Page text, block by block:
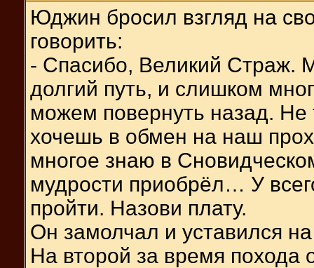
Юджин бросил взгляд на
говорить:
- Спасибо, Великий Страж.
долгий путь, и слишком
можем повернуть назад. Не
хочешь в обмен на наш
многое знаю в
мудрости приобрёл… У
пройти. Назови плату.
Он замолчал и уставился
На второй за время похода